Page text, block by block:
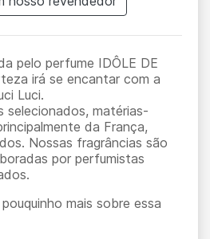
pelo perfume IDÔLE DE
irá se encantar com a
Luci.
selecionados, matérias-
da França,
Nossas fragrâncias são
por perfumistas
mais sobre essa